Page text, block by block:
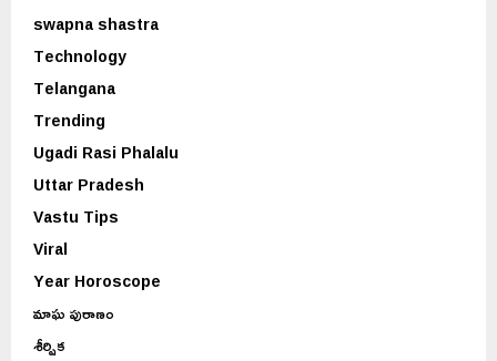
swapna shastra
Technology
Telangana
Trending
Ugadi Rasi Phalalu
Uttar Pradesh
Vastu Tips
Viral
Year Horoscope
మాఘ పురాణం
శీర్షిక